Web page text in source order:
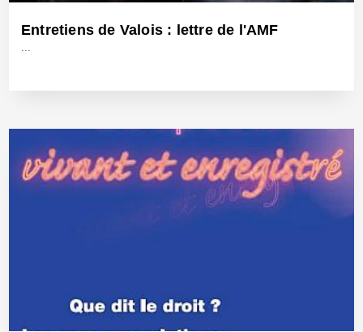
Entretiens de Valois : lettre de l'AMF
23 Août 2009 - Réf: CW10062